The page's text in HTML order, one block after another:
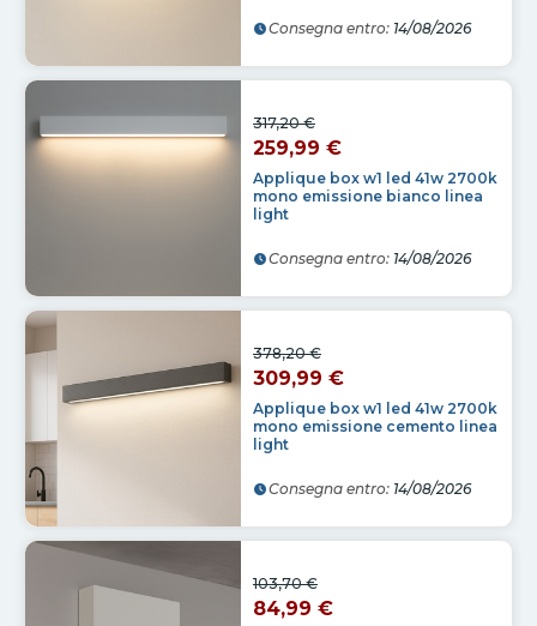
Consegna entro: 14/08/2026
Applique box w1 led 41w 2700k
mono emissione bianco linea
light
317,20 €
259,99 €
Consegna entro: 14/08/2026
Applique box w1 led 41w 2700k
mono emissione cemento linea
light
378,20 €
309,99 €
Consegna entro: 14/08/2026
103,70 €
84,99 €